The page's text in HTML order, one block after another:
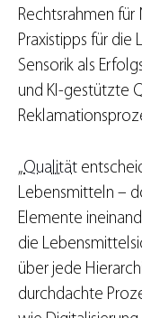
Rechtsrahmen für
Praxistipps für die
Sensorik als
und KI-gestützte
„Qualität
Lebensmitteln –
Elemente
die
über jede
durchdachte